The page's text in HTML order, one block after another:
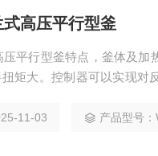
高压平行型釜
压平行型釜特点，釜体及
矩大。控制器可以实现对
11-03 产品型号